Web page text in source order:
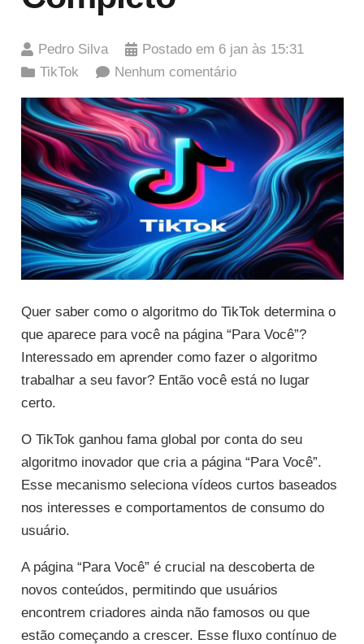
Pedro Silva Postado em 6 jan às 15:31
TikTok
Nenhum comentário
Quer saber como o algoritmo do TikTok determina o
que aparece para você na página “Para Você”?
Interessado em aprender como fazer o algoritmo
trabalhar a seu favor? Então você está no lugar
certo.
O TikTok ganhou fama global por conta do seu
algoritmo inovador que cria a página “Para Você”.
Esse mecanismo seleciona vídeos curtos baseados
nos interesses e comportamentos de consumo do
usuário.
A página “Para Você” é crucial na descoberta de
novos conteúdos, permitindo que usuários
encontrem criadores ainda não famosos ou que
estão começando a crescer. Esse fluxo contínuo de